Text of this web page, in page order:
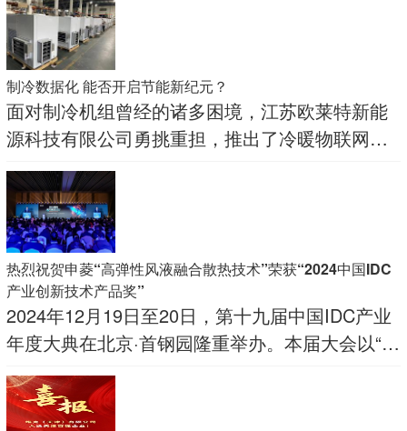
体验。
制冷数据化 能否开启节能新纪元？
面对制冷机组曾经的诸多困境，江苏欧莱特新能
源科技有限公司勇挑重担，推出了冷暖物联网智
能套机，为行业带来全新的制冷数据化解决方
案，让制冷机组和冷库运行迈入精准、节能的新
阶段。
热烈祝贺申菱“高弹性风液融合散热技术”荣获“2024中国IDC
产业创新技术产品奖”
2024年12月19日至20日，第十九届中国IDC产业
年度大典在北京·首钢园隆重举办。本届大会以“多
元重构，算力跃迁——迎变算力新十年”为主题